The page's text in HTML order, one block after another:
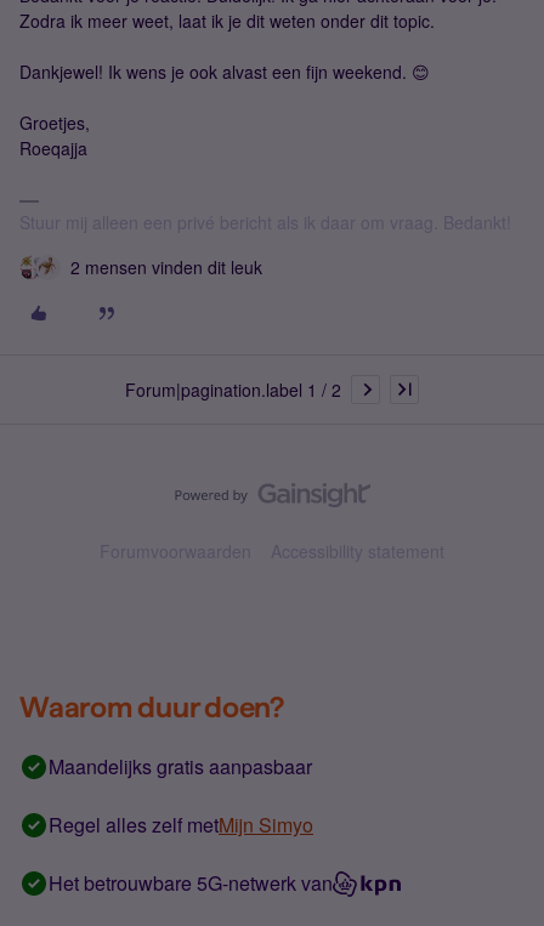
Zodra ik meer weet, laat ik je dit weten onder dit topic.
Dankjewel! Ik wens je ook alvast een fijn weekend. 😊
Groetjes,
Roeqajja
Stuur mij alleen een privé bericht als ik daar om vraag. Bedankt!
2 mensen vinden dit leuk
Forum|pagination.label 1 / 2
Forumvoorwaarden Accessibility statement
Waarom duur doen?
Maandelijks gratis aanpasbaar
Regel alles zelf metMijn Simyo
Het betrouwbare 5G-netwerk van